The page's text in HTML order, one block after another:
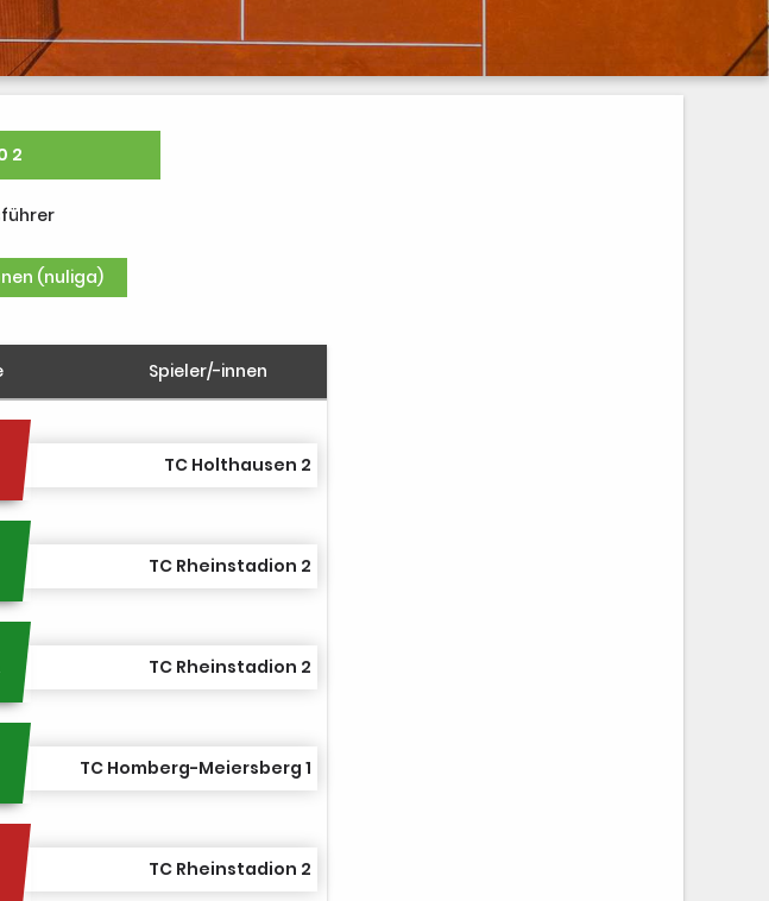
2
(nuliga)
Spieler/-innen
TC Holthausen 2
TC Rheinstadion 2
TC Rheinstadion 2
TC Homberg-Meiersberg 1
TC Rheinstadion 2